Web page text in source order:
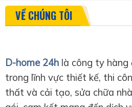
VỀ CHÚNG TÔI
D-home 24h là công ty hàng
trong lĩnh vực thiết kế, thi
thất và cải tạo, sửa chữa